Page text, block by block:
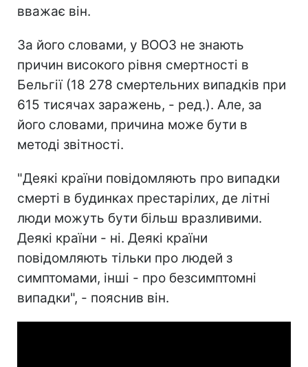
вважає він.
За його словами, у ВООЗ не знають
причин високого рівня смертності в
Бельгії (18 278 смертельних випадків при
615 тисячах заражень, - ред.). Але, за
його словами, причина може бути в
методі звітності.
"Деякі країни повідомляють про випадки
смерті в будинках престарілих, де літні
люди можуть бути більш вразливими.
Деякі країни - ні. Деякі країни
повідомляють тільки про людей з
симптомами, інші - про безсимптомні
випадки", - пояснив він.